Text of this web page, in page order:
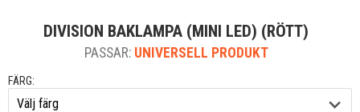
DIVISION BAKLAMPA (MINI LED) (RÖTT)
PASSAR: UNIVERSELL PRODUKT
FÄRG: